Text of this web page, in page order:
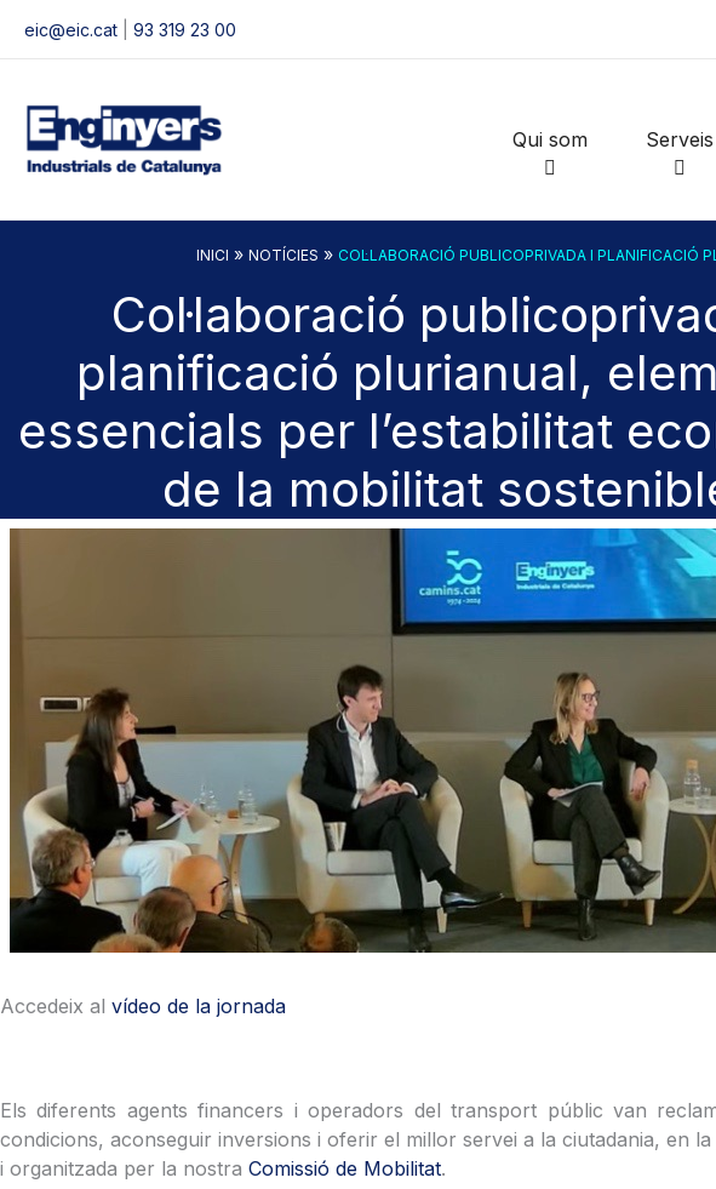
eic@eic.cat 93 319 23 00
Qui som Serveis
INICI » NOTÍCIES » COL·LABORACIÓ PUBLICOPRIVADA I PLANIFICACIÓ
Col·laboració
planificació plurianual,
essencials per l’estabilitat
de la mobilitat
Accedeix al vídeo de la jornada
Els diferents agents financers i operadors del transport públic van
condicions, aconseguir inversions i oferir el millor servei a la ciutadania, en la
i organitzada per la nostra Comissió de Mobilitat.